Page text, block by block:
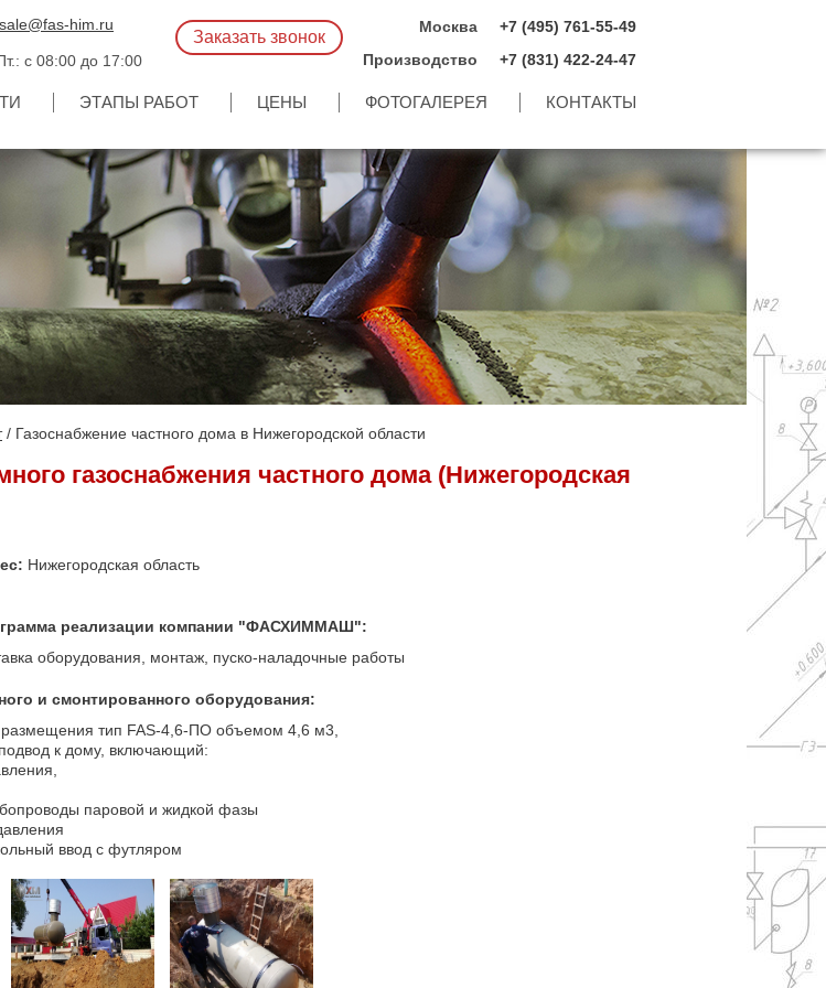
sale@fas-him.ru
с 08:00 до 17:00
Заказать звонок
Москва +7 (495) 761-55-49
Производство +7 (831) 422-24-47
ЭТАПЫ РАБОТ ЦЕНЫ ФОТОГАЛЕРЕЯ КОНТАКТЫ
/ Газоснабжение частного дома в Нижегородской области
газоснабжения частного дома (Нижегородская
Нижегородская область
реализации компании "ФАСХИММАШ":
оборудования, монтаж, пуско-наладочные работы
и смонтированного оборудования:
размещения тип FAS-4,6-ПО объемом 4,6 м3,
к дому, включающий:
паровой и жидкой фазы
ввод с футляром